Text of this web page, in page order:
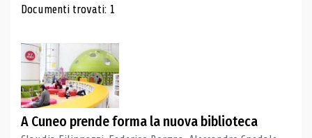
Risultati di ricerca
Documenti trovati: 1
A Cuneo prende forma la nuova biblioteca